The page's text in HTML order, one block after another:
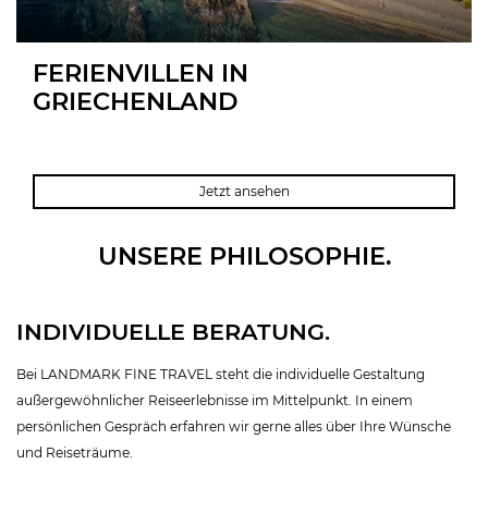
FERIENVILLEN IN
GRIECHENLAND
Jetzt ansehen
UNSERE PHILOSOPHIE.
INDIVIDUELLE BERATUNG.
Bei LANDMARK FINE TRAVEL steht die individuelle Gestaltung
außergewöhnlicher Reiseerlebnisse im Mittelpunkt. In einem
persönlichen Gespräch erfahren wir gerne alles über Ihre Wünsche
und Reiseträume.